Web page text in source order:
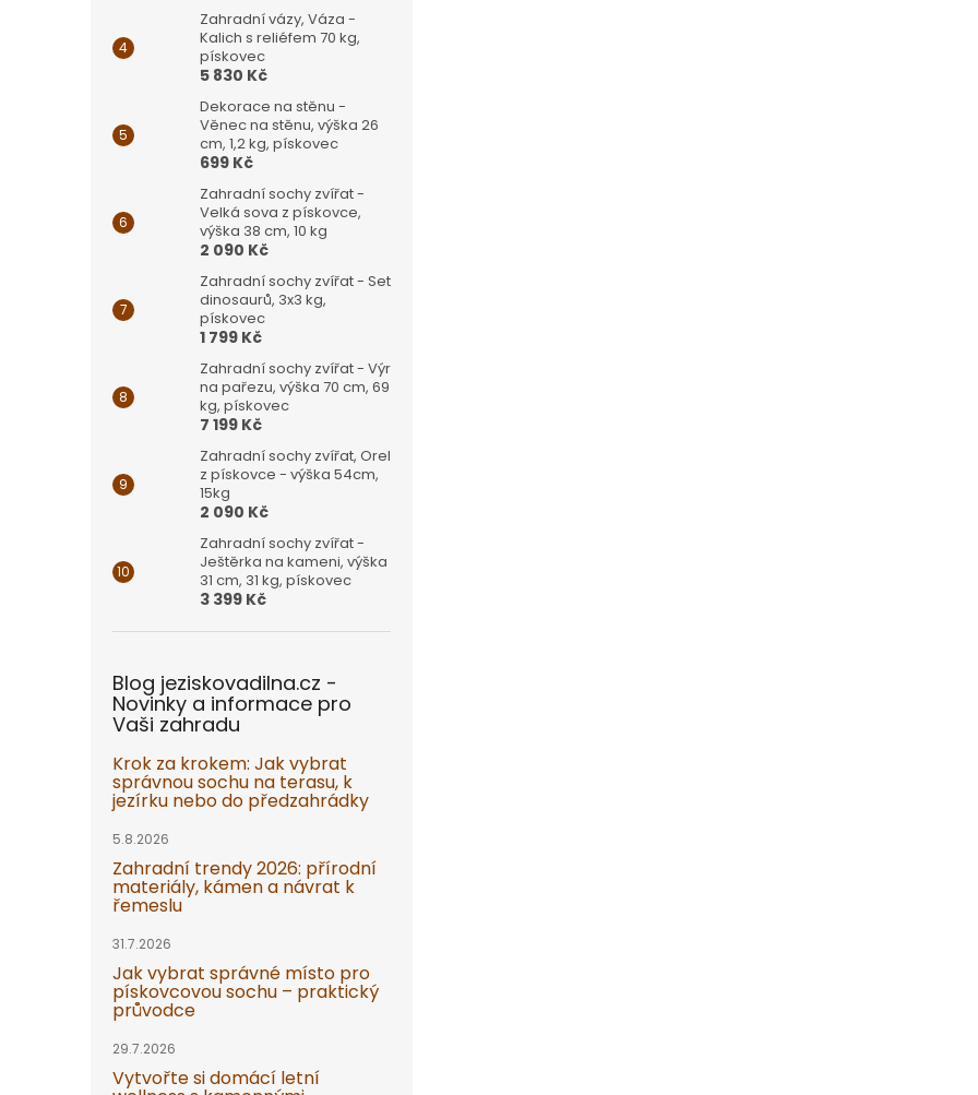
Zahradní vázy, Váza -
Kalich s reliéfem 70 kg,
pískovec
5 830 Kč
Dekorace na stěnu -
Věnec na stěnu, výška 26
cm, 1,2 kg, pískovec
699 Kč
Zahradní sochy zvířat -
Velká sova z pískovce,
výška 38 cm, 10 kg
2 090 Kč
Zahradní sochy zvířat - Set
dinosaurů, 3x3 kg,
pískovec
1 799 Kč
Zahradní sochy zvířat - Výr
na pařezu, výška 70 cm, 69
kg, pískovec
7 199 Kč
Zahradní sochy zvířat, Orel
z pískovce - výška 54cm,
15kg
2 090 Kč
Zahradní sochy zvířat -
Ještěrka na kameni, výška
31 cm, 31 kg, pískovec
3 399 Kč
Blog jeziskovadilna.cz -
Novinky a informace pro
Vaši zahradu
Krok za krokem: Jak vybrat
správnou sochu na terasu, k
jezírku nebo do předzahrádky
5.8.2026
Zahradní trendy 2026: přírodní
materiály, kámen a návrat k
řemeslu
31.7.2026
Jak vybrat správné místo pro
pískovcovou sochu – praktický
průvodce
29.7.2026
Vytvořte si domácí letní